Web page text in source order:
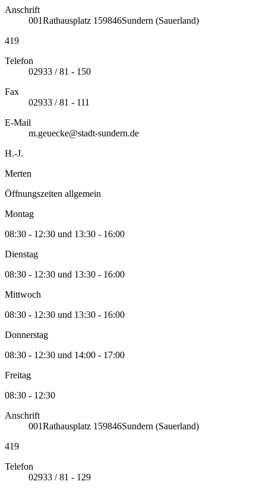
Anschrift
001Rathausplatz 1 59846Sundern (Sauerland)
419
Telefon
02933 / 81 - 150
Fax
02933 / 81 - 111
E-Mail
m.geuecke@stadt-sundern.de
H.-J.
Merten
Öffnungszeiten allgemein
Montag
08:30 - 12:30 und 13:30 - 16:00
Dienstag
08:30 - 12:30 und 13:30 - 16:00
Mittwoch
08:30 - 12:30 und 13:30 - 16:00
Donnerstag
08:30 - 12:30 und 14:00 - 17:00
Freitag
08:30 - 12:30
Anschrift
001Rathausplatz 1 59846Sundern (Sauerland)
419
Telefon
02933 / 81 - 129